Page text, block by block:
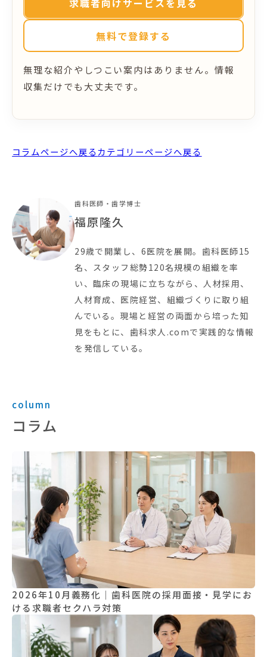
求職者向けサービスを見る
無料で登録する
無理な紹介やしつこい案内はありません。情報
収集だけでも大丈夫です。
コラムページへ戻るカテゴリーページへ戻る
歯科医師・歯学博士
福原隆久
29歳で開業し、6医院を展開。歯科医師15
名、スタッフ総勢120名規模の組織を率
い、臨床の現場に立ちながら、人材採用、
人材育成、医院経営、組織づくりに取り組
んでいる。現場と経営の両面から培った知
見をもとに、歯科求人.comで実践的な情報
を発信している。
column
コラム
2026年10月義務化｜歯科医院の採用面接・見学にお
ける求職者セクハラ対策